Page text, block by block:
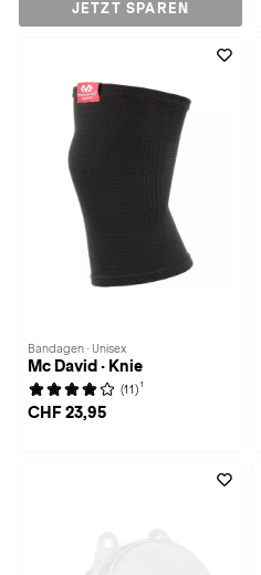
JETZT SPAREN
Bandagen · Unisex
Mc David · Knie
(11) 1
CHF 23,95